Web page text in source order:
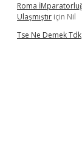
Roma
Ulaşmıştır için Nil
Tse Ne Demek Tdk